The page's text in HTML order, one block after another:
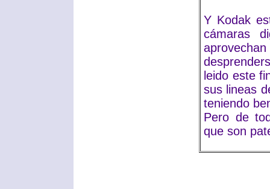
Y Kodak
cámaras
leido este
sus lineas
teniendo
Pero de
que son